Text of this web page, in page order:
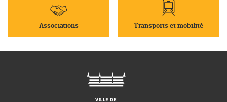
Associations Transports et mobilité